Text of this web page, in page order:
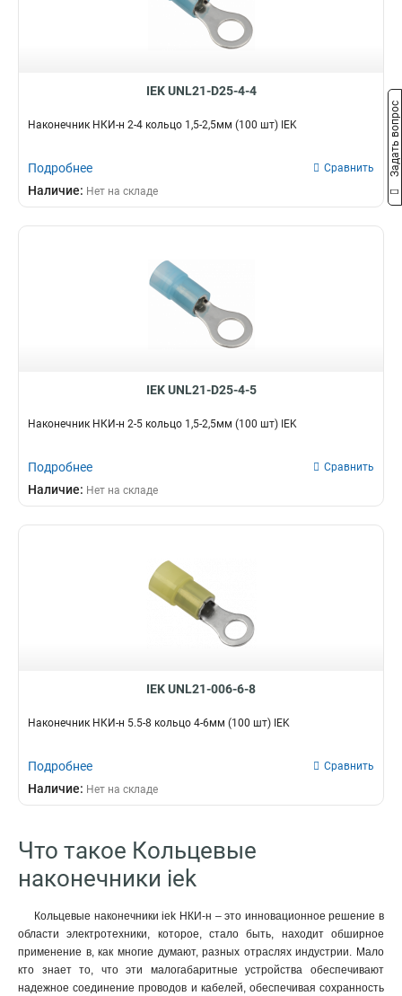
IEK UNL21-D25-4-4
Наконечник НКИ-н 2-4 кольцо 1,5-2,5мм (100 шт) IEK
Подробнее Сравнить
Наличие: Нет на складе
IEK UNL21-D25-4-5
Наконечник НКИ-н 2-5 кольцо 1,5-2,5мм (100 шт) IEK
Подробнее Сравнить
Наличие: Нет на складе
IEK UNL21-006-6-8
Наконечник НКИ-н 5.5-8 кольцо 4-6мм (100 шт) IEK
Подробнее Сравнить
Наличие: Нет на складе
Что такое Кольцевые
наконечники iek
Кольцевые наконечники iek НКИ-н – это инновационное решение в
области электротехники, которое, стало быть, находит обширное
применение в, как многие думают, разных отраслях индустрии. Мало
кто знает то, что эти малогабаритные устройства обеспечивают
надежное соединение проводов и кабелей, обеспечивая сохранность
Задать вопрос